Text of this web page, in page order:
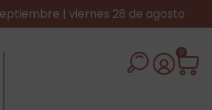
| viernes 28 de agosto
0